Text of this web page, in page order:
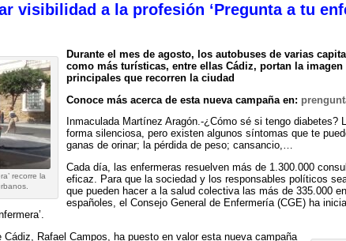
visibilidad a la profesión ‘Pregunta a tu
recorre la
Durante el mes de agosto, los autobuses de varias
como más turísticas, entre ellas Cádiz, portan la imagen
principales que recorren la ciudad
Conoce más acerca de esta nueva campaña en:
Inmaculada Martínez Aragón.-¿Cómo sé si tengo diabetes?
forma silenciosa, pero existen algunos síntomas que te
ganas de orinar; la pérdida de peso; cansancio,…
Cada día, las enfermeras resuelven más de 1.300.000
eficaz. Para que la sociedad y los responsables políticos
que pueden hacer a la salud colectiva las más de 335.000
españoles, el Consejo General de Enfermería (CGE) ha
Rafael Campos, ha puesto en valor esta nueva campaña